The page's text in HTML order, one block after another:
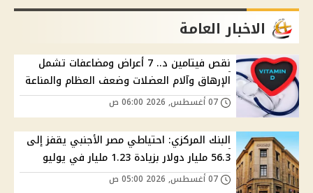
الاخبار العامة
نقص فيتامين د.. 7 أعراض ومضاعفات تشمل
الإرهاق وآلام العضلات وضعف العظام والمناعة
البنك المركزي: احتياطي مصر الأجنبي يقفز إلى
56.3 مليار دولار بزيادة 1.23 مليار في يوليو